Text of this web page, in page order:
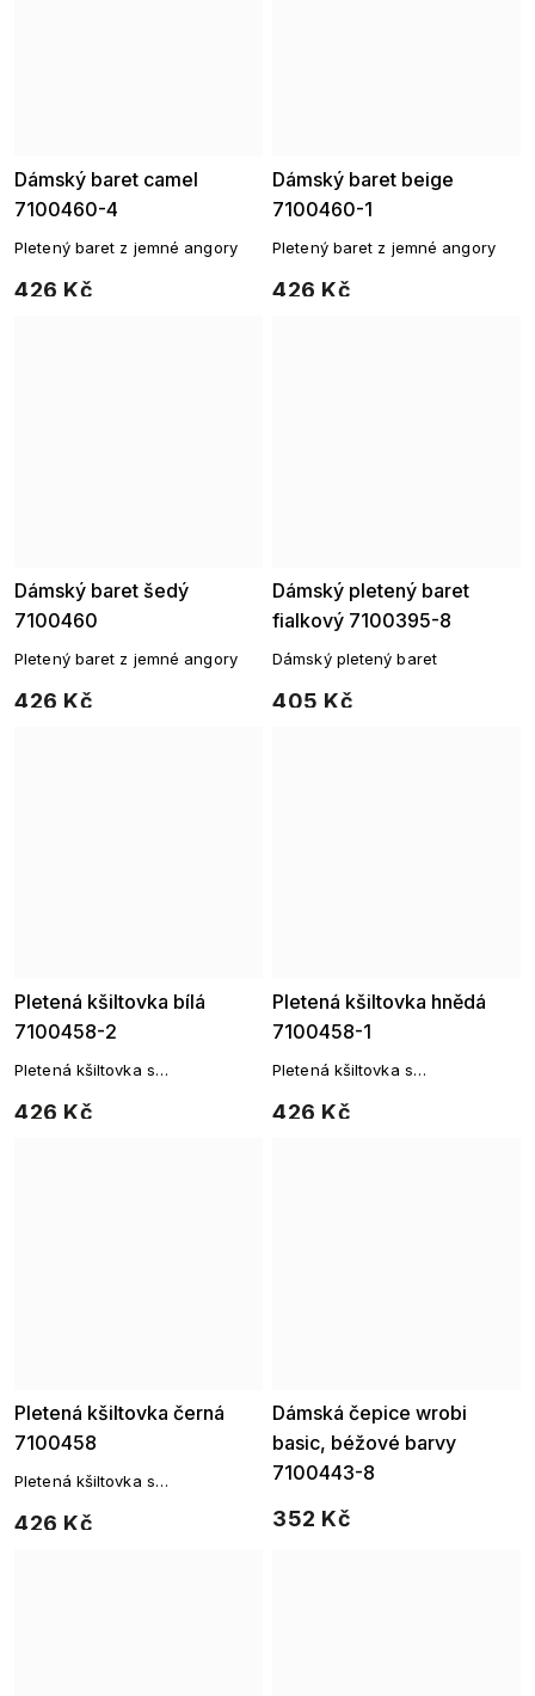
Dámský baret camel
7100460-4
426 Kč
Pletený baret z jemné angory
Dámský baret beige
7100460-1
426 Kč
Pletený baret z jemné angory
Dámský baret šedý
7100460
426 Kč
Pletený baret z jemné angory
Dámský pletený baret
fialkový 7100395-8
405 Kč
Dámský pletený baret
Pletená kšiltovka bílá
7100458-2
426 Kč
Pletená kšiltovka s
Pletená kšiltovka hnědá
7100458-1
426 Kč
Pletená kšiltovka s
Pletená kšiltovka černá
7100458
426 Kč
Pletená kšiltovka s
Dámská čepice wrobi
basic, béžové barvy
7100443-8
352 Kč